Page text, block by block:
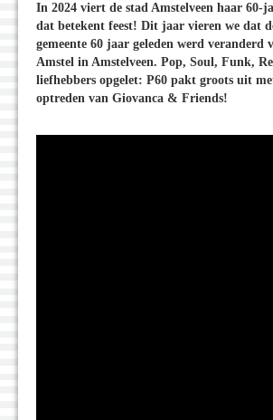
In 2024 viert de stad Amstelveen haar 60-
dat betekent feest! Dit jaar vieren we dat
gemeente 60 jaar geleden werd veranderd
Amstel in Amstelveen. Pop, Soul, Funk,
liefhebbers opgelet: P60 pakt groots uit
optreden van Giovanca & Friends!